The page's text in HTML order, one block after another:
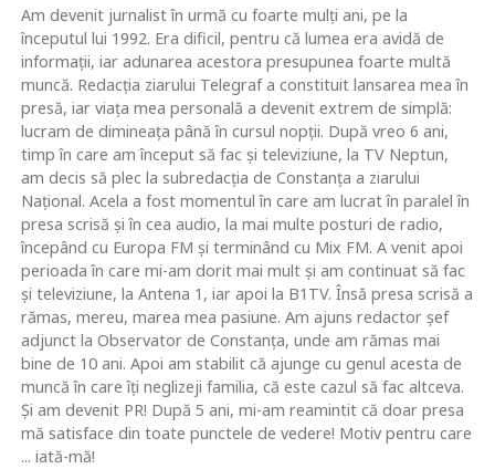
Am devenit jurnalist în urmă cu foarte mulţi ani, pe la
începutul lui 1992. Era dificil, pentru că lumea era avidă de
informaţii, iar adunarea acestora presupunea foarte multă
muncă. Redacţia ziarului Telegraf a constituit lansarea mea în
presă, iar viaţa mea personală a devenit extrem de simplă:
lucram de dimineaţa până în cursul nopţii. După vreo 6 ani,
timp în care am început să fac şi televiziune, la TV Neptun,
am decis să plec la subredacţia de Constanţa a ziarului
Naţional. Acela a fost momentul în care am lucrat în paralel în
presa scrisă şi în cea audio, la mai multe posturi de radio,
începând cu Europa FM şi terminând cu Mix FM. A venit apoi
perioada în care mi-am dorit mai mult şi am continuat să fac
şi televiziune, la Antena 1, iar apoi la B1TV. Însă presa scrisă a
rămas, mereu, marea mea pasiune. Am ajuns redactor şef
adjunct la Observator de Constanţa, unde am rămas mai
bine de 10 ani. Apoi am stabilit că ajunge cu genul acesta de
muncă în care îţi neglizeji familia, că este cazul să fac altceva.
Şi am devenit PR! După 5 ani, mi-am reamintit că doar presa
mă satisface din toate punctele de vedere! Motiv pentru care
... iată-mă!